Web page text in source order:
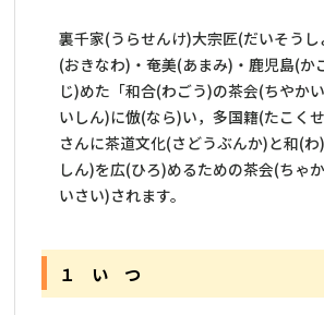
裏千家(うらせんけ)大宗匠(だいそう
(おきなわ)・奄美(あまみ)・鹿児島(か
じ)めた「和合(わごう)の茶会(ちやか
いしん)に倣(なら)い，多国籍(たこく
さんに茶道文化(さどうぶんか)と和(
しん)を広(ひろ)めるための茶会(ちゃ
いさい)されます。
１ い つ